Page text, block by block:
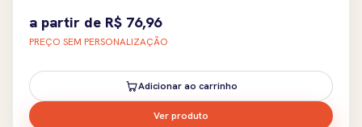
a partir de R$ 76,96
PREÇO SEM PERSONALIZAÇÃO
Adicionar ao carrinho
Ver produto